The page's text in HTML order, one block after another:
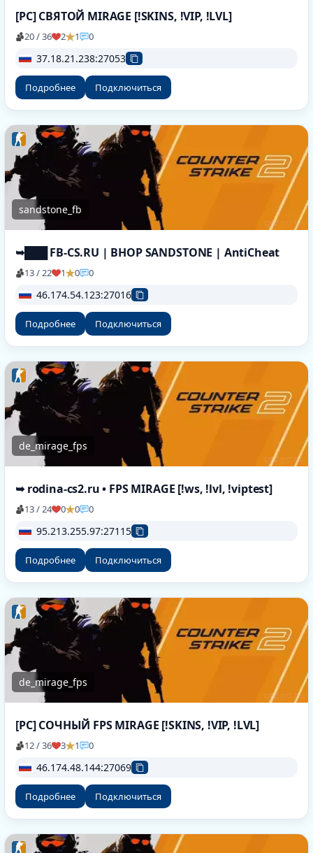
[РС] СВЯТОЙ MIRAGE [!SKINS, !VIP, !LVL]
20 / 36 2 1 0
37.18.21.238:27053
Подробнее Подключиться
sandstone_fb
➥███ FB-CS.RU | BHOP SANDSTONE | AntiCheat
13 / 22 1 0 0
46.174.54.123:27016
Подробнее Подключиться
de_mirage_fps
➥ rodina-cs2.ru • FPS MIRAGE [!ws, !lvl, !viptest]
13 / 24 0 0 0
95.213.255.97:27115
Подробнее Подключиться
de_mirage_fps
[РС] СОЧНЫЙ FPS MIRAGE [!SKINS, !VIP, !LVL]
12 / 36 3 1 0
46.174.48.144:27069
Подробнее Подключиться